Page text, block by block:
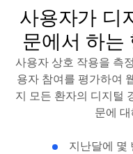
사용자가 디
문에서 하는
사용자 상호 작용을 측
용자 참여를 평가하여
지 모든 환자의 디지털
문에
지난달에 몇